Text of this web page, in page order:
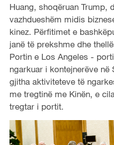
Huang, shoqëruan Trump,
vazhdueshëm midis
kinez. Përfitimet e
janë të prekshme dhe
Portin e Los Angeles -
ngarkuar i kontejnerëve
gjitha aktiviteteve të
me tregtinë me Kinën, e
tregtar i portit.